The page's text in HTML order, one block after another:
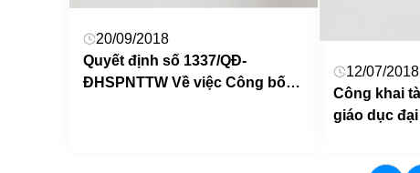
20/09/2018
Quyết định số 1337/QĐ-
ĐHSPNTTW Về việc Công bố
12/07/2018
Công khai
giáo dục